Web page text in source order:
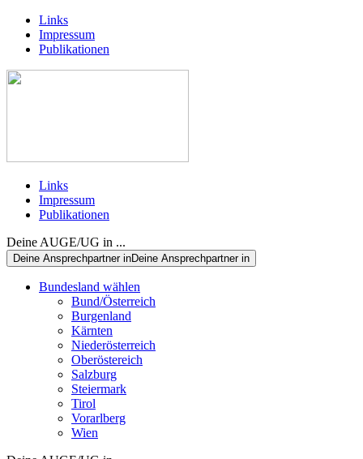
Links
Impressum
Publikationen
Links
Impressum
Publikationen
Deine AUGE/UG in ...
Deine Ansprechpartner inDeine Ansprechpartner in
Bundesland wählen
Bund/Österreich
Burgenland
Kärnten
Niederösterreich
Oberöstereich
Salzburg
Steiermark
Tirol
Vorarlberg
Wien